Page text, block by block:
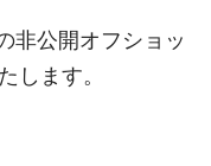
非公開オフショッ
します。